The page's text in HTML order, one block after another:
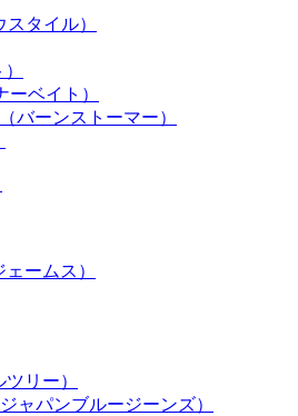
スタイル）
ーベイト）
バーンストーマー）
ームス）
リー）
ジャパンブルージーンズ）